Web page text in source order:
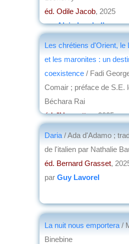
éd. Odile Jacob, 2025
parAlain Lamballe
Les chrétiens d'Orient, le
et les maronites : un
coexistence / Fadi
Comair ; préface de S.E.
Béchara Rai
éd. l'Harmattan, 2025
Daria / Ada d'Adamo ;
de l'italien par Nathalie
éd. Bernard Grasset,
par Guy Lavorel
La nuit nous emportera /
Binebine